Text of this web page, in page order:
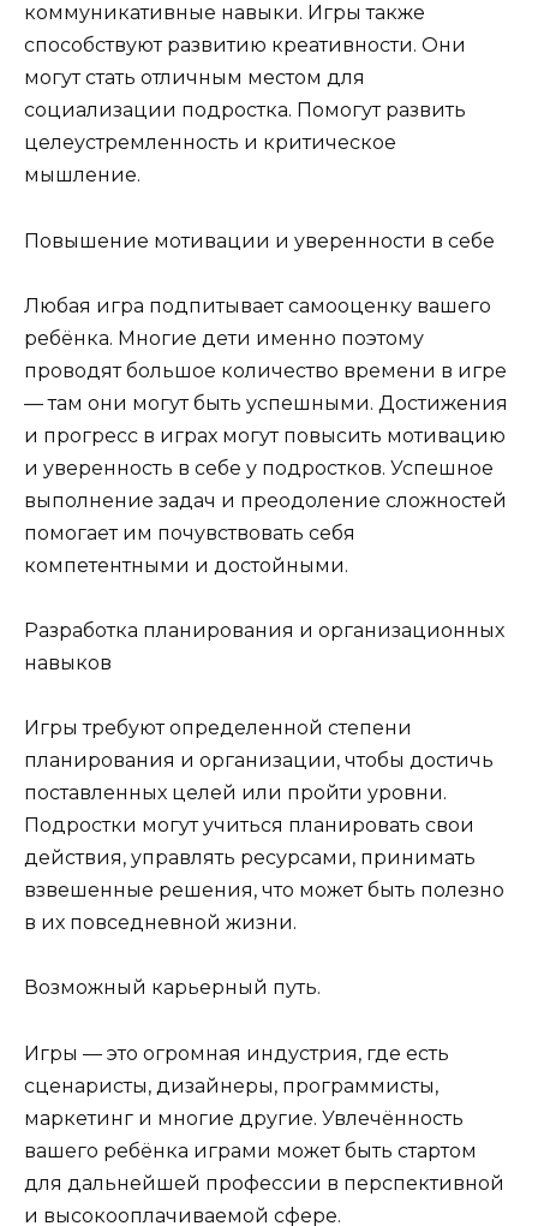
коммуникативные навыки. Игры также
способствуют развитию креативности. Они
могут стать отличным местом для
социализации подростка. Помогут развить
целеустремленность и критическое
мышление.
Повышение мотивации и уверенности в себе
Любая игра подпитывает самооценку вашего
ребёнка. Многие дети именно поэтому
проводят большое количество времени в игре
— там они могут быть успешными. Достижения
и прогресс в играх могут повысить мотивацию
и уверенность в себе у подростков. Успешное
выполнение задач и преодоление сложностей
помогает им почувствовать себя
компетентными и достойными.
Разработка планирования и организационных
навыков
Игры требуют определенной степени
планирования и организации, чтобы достичь
поставленных целей или пройти уровни.
Подростки могут учиться планировать свои
действия, управлять ресурсами, принимать
взвешенные решения, что может быть полезно
в их повседневной жизни.
Возможный карьерный путь.
Игры — это огромная индустрия, где есть
сценаристы, дизайнеры, программисты,
маркетинг и многие другие. Увлечённость
вашего ребёнка играми может быть стартом
для дальнейшей профессии в перспективной
и высокооплачиваемой сфере.